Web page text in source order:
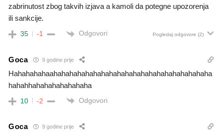
zabrinutost zbog takvih izjava a kamoli da potegne upozorenja
ili sankcije.
35 -1 Odgovori Pogledaj odgovore (2)
Goca 9 godine prije
Hahahahahaahahahahahahahahahahahahahahahahahahahaha
hahahhahahahahahahaha
10 -2 Odgovori
Goca 9 godine prije